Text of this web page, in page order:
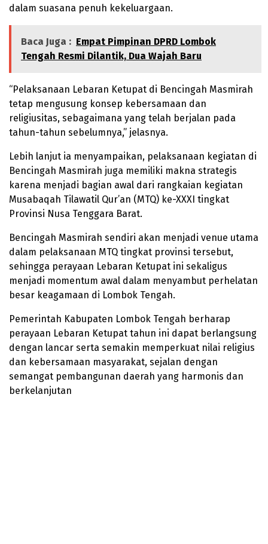
dalam suasana penuh kekeluargaan.
Baca Juga : Empat Pimpinan DPRD Lombok
Tengah Resmi Dilantik, Dua Wajah Baru
“Pelaksanaan Lebaran Ketupat di Bencingah Masmirah
tetap mengusung konsep kebersamaan dan
religiusitas, sebagaimana yang telah berjalan pada
tahun-tahun sebelumnya,” jelasnya.
Lebih lanjut ia menyampaikan, pelaksanaan kegiatan di
Bencingah Masmirah juga memiliki makna strategis
karena menjadi bagian awal dari rangkaian kegiatan
Musabaqah Tilawatil Qur’an (MTQ) ke-XXXI tingkat
Provinsi Nusa Tenggara Barat.
Bencingah Masmirah sendiri akan menjadi venue utama
dalam pelaksanaan MTQ tingkat provinsi tersebut,
sehingga perayaan Lebaran Ketupat ini sekaligus
menjadi momentum awal dalam menyambut perhelatan
besar keagamaan di Lombok Tengah.
Pemerintah Kabupaten Lombok Tengah berharap
perayaan Lebaran Ketupat tahun ini dapat berlangsung
dengan lancar serta semakin memperkuat nilai religius
dan kebersamaan masyarakat, sejalan dengan
semangat pembangunan daerah yang harmonis dan
berkelanjutan